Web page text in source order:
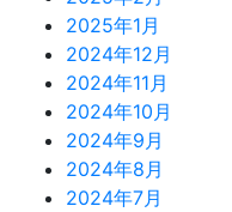
2025年1月
2024年12月
2024年11月
2024年10月
2024年9月
2024年8月
2024年7月